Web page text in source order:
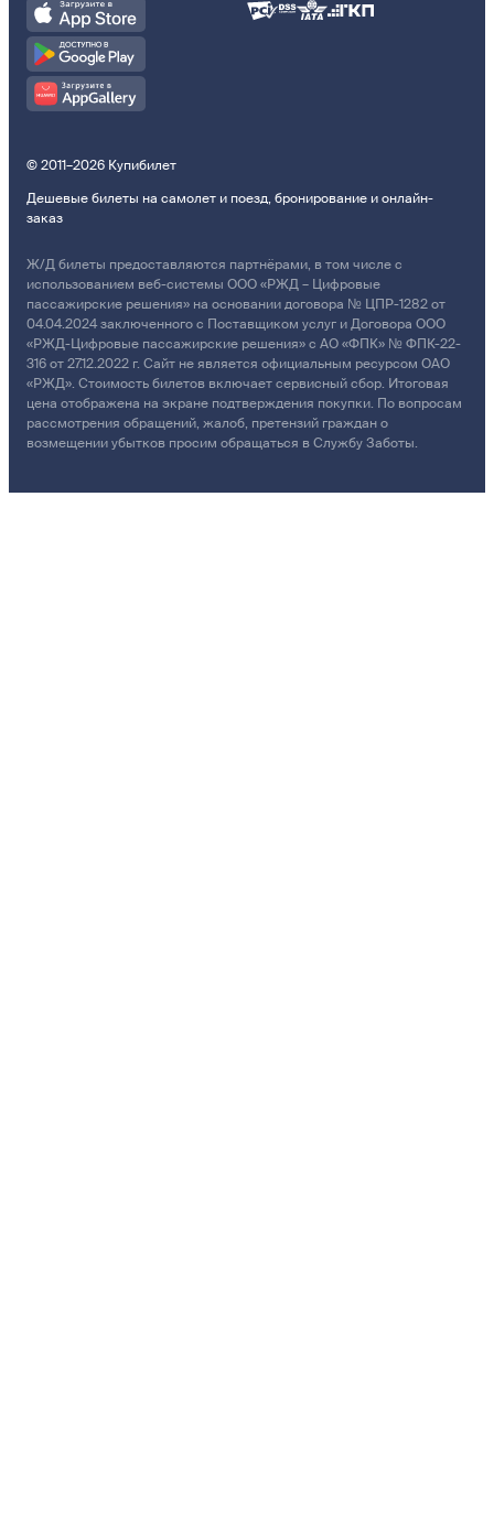
© 2011–2026 Купибилет
Дешевые билеты на самолет и поезд, бронирование и онлайн-
заказ
Ж/Д билеты предоставляются партнёрами, в том числе с
использованием веб-системы ООО «РЖД – Цифровые
пассажирские решения» на основании договора № ЦПР-1282 от
04.04.2024 заключенного с Поставщиком услуг и Договора ООО
«РЖД-Цифровые пассажирские решения» с АО «ФПК» № ФПК-22-
316 от 27.12.2022 г. Сайт не является официальным ресурсом ОАО
«РЖД». Стоимость билетов включает сервисный сбор. Итоговая
цена отображена на экране подтверждения покупки. По вопросам
рассмотрения обращений, жалоб, претензий граждан о
возмещении убытков просим обращаться в Службу Заботы.